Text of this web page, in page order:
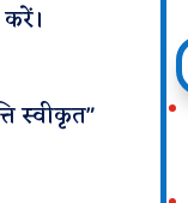
स्वीकृत"